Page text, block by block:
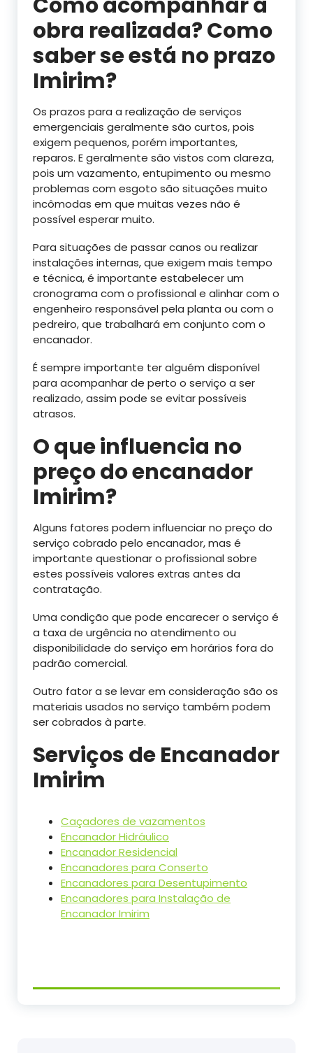
obra realizada? Como
saber se está no prazo
Imirim?
Os prazos para a realização de serviços
emergenciais geralmente são curtos, pois
exigem pequenos, porém importantes,
reparos. E geralmente são vistos com clareza,
pois um vazamento, entupimento ou mesmo
problemas com esgoto são situações muito
incômodas em que muitas vezes não é
possível esperar muito.
Para situações de passar canos ou realizar
instalações internas, que exigem mais tempo
e técnica, é importante estabelecer um
cronograma com o profissional e alinhar com o
engenheiro responsável pela planta ou com o
pedreiro, que trabalhará em conjunto com o
encanador.
É sempre importante ter alguém disponível
para acompanhar de perto o serviço a ser
realizado, assim pode se evitar possíveis
atrasos.
O que influencia no
preço do encanador
Imirim?
Alguns fatores podem influenciar no preço do
serviço cobrado pelo encanador, mas é
importante questionar o profissional sobre
estes possíveis valores extras antes da
contratação.
Uma condição que pode encarecer o serviço é
a taxa de urgência no atendimento ou
disponibilidade do serviço em horários fora do
padrão comercial.
Outro fator a se levar em consideração são os
materiais usados no serviço também podem
ser cobrados à parte.
Serviços de Encanador
Imirim
Caçadores de vazamentos
Encanador Hidráulico
Encanador Residencial
Encanadores para Conserto
Encanadores para Desentupimento
Encanadores para Instalação de
Encanador Imirim